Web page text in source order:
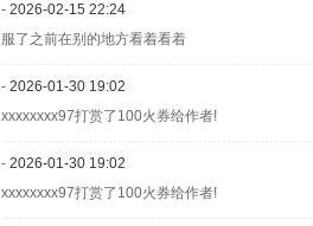
- 2026-02-15 22:24
服了之前在别的地方看着看着
- 2026-01-30 19:02
xxxxxxxx97打赏了100火券给作者!
- 2026-01-30 19:02
xxxxxxxx97打赏了100火券给作者!